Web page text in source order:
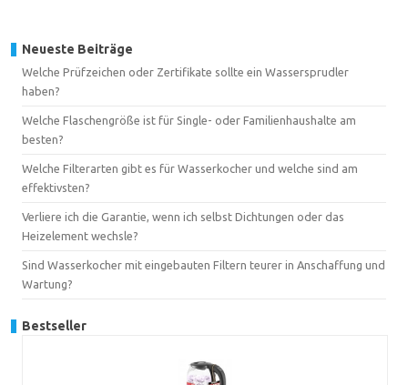
Neueste Beiträge
Welche Prüfzeichen oder Zertifikate sollte ein Wassersprudler
haben?
Welche Flaschengröße ist für Single- oder Familienhaushalte am
besten?
Welche Filterarten gibt es für Wasserkocher und welche sind am
effektivsten?
Verliere ich die Garantie, wenn ich selbst Dichtungen oder das
Heizelement wechsle?
Sind Wasserkocher mit eingebauten Filtern teurer in Anschaffung und
Wartung?
Bestseller